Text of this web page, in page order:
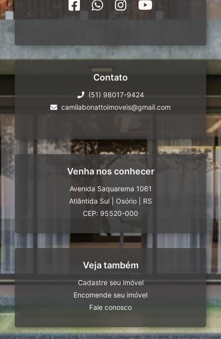
Contato
(51) 98017-9424
camilabonattoimoveis@gmail.com
Venha nos conhecer
Avenida Saquarema 1061
Atlântida Sul
Osório
RS
CEP: 95520-000
Veja também
Cadastre seu imóvel
Encomende seu imóvel
Fale conosco